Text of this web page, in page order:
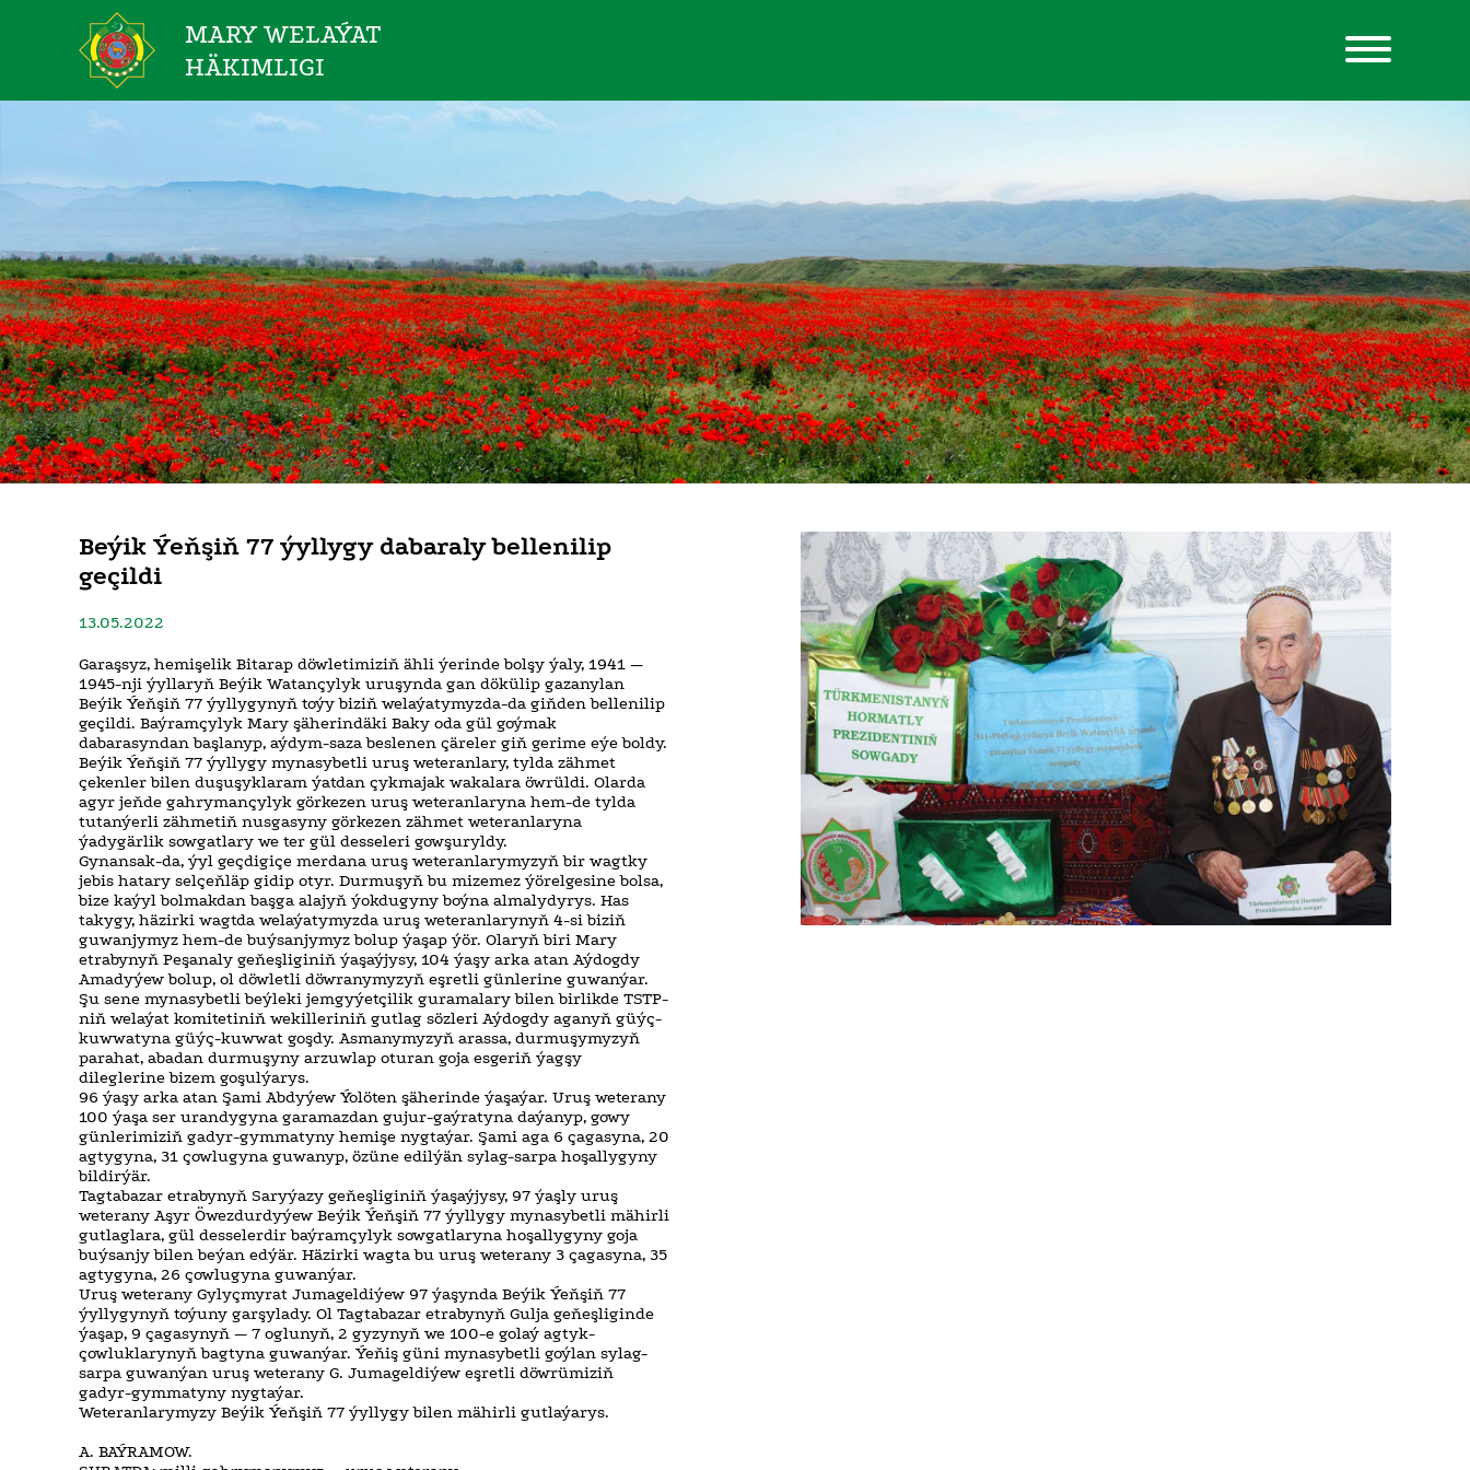
MARY WELAÝAT
HÄKIMLIGI
Beýik Ýeňşiň 77 ýyllygy dabaraly bellenilip
geçildi
13.05.2022
Garaşsyz, hemişelik Bitarap döwletimiziň ähli ýerinde bolşy ýaly, 1941 —
1945-nji ýyllaryň Beýik Watançylyk uruşynda gan dökülip gazanylan
Beýik Ýeňşiň 77 ýyllygynyň toýy biziň welaýatymyzda-da giňden bellenilip
geçildi. Baýramçylyk Mary şäherindäki Baky oda gül goýmak
dabarasyndan başlanyp, aýdym-saza beslenen çäreler giň gerime eýe boldy.
Beýik Ýeňşiň 77 ýyllygy mynasybetli uruş weteranlary, tylda zähmet
çekenler bilen duşuşyklaram ýatdan çykmajak wakalara öwrüldi. Olarda
agyr jeňde gahrymançylyk görkezen uruş weteranlaryna hem-de tylda
tutanýerli zähmetiň nusgasyny görkezen zähmet weteranlaryna
ýadygärlik sowgatlary we ter gül desseleri gowşuryldy.
Gynansak-da, ýyl geçdigiçe merdana uruş weteranlarymyzyň bir wagtky
jebis hatary selçeňläp gidip otyr. Durmuşyň bu mizemez ýörelgesine bolsa,
bize kaýyl bolmakdan başga alajyň ýokdugyny boýna almalydyrys. Has
takygy, häzirki wagtda welaýatymyzda uruş weteranlarynyň 4-si biziň
guwanjymyz hem-de buýsanjymyz bolup ýaşap ýör. Olaryň biri Mary
etrabynyň Peşanaly geňeşliginiň ýaşaýjysy, 104 ýaşy arka atan Aýdogdy
Amadyýew bolup, ol döwletli döwranymyzyň eşretli günlerine guwanýar.
Şu sene mynasybetli beýleki jemgyýetçilik guramalary bilen birlikde TSTP-
niň welaýat komitetiniň wekilleriniň gutlag sözleri Aýdogdy aganyň güýç-
kuwwatyna güýç-kuwwat goşdy. Asmanymyzyň arassa, durmuşymyzyň
parahat, abadan durmuşyny arzuwlap oturan goja esgeriň ýagşy
dileglerine bizem goşulýarys.
96 ýaşy arka atan Şami Abdyýew Ýolöten şäherinde ýaşaýar. Uruş weterany
100 ýaşa ser urandygyna garamazdan gujur-gaýratyna daýanyp, gowy
günlerimiziň gadyr-gymmatyny hemişe nygtaýar. Şami aga 6 çagasyna, 20
agtygyna, 31 çowlugyna guwanyp, özüne edilýän sylag-sarpa hoşallygyny
bildirýär.
Tagtabazar etrabynyň Saryýazy geňeşliginiň ýaşaýjysy, 97 ýaşly uruş
weterany Aşyr Öwezdurdyýew Beýik Ýeňşiň 77 ýyllygy mynasybetli mähirli
gutlaglara, gül desselerdir baýramçylyk sowgatlaryna hoşallygyny goja
buýsanjy bilen beýan edýär. Häzirki wagta bu uruş weterany 3 çagasyna, 35
agtygyna, 26 çowlugyna guwanýar.
Uruş weterany Gylyçmyrat Jumageldiýew 97 ýaşynda Beýik Ýeňşiň 77
ýyllygynyň toýuny garşylady. Ol Tagtabazar etrabynyň Gulja geňeşliginde
ýaşap, 9 çagasynyň — 7 oglunyň, 2 gyzynyň we 100-e golaý agtyk-
çowluklarynyň bagtyna guwanýar. Ýeňiş güni mynasybetli goýlan sylag-
sarpa guwanýan uruş weterany G. Jumageldiýew eşretli döwrümiziň
gadyr-gymmatyny nygtaýar.
Weteranlarymyzy Beýik Ýeňşiň 77 ýyllygy bilen mähirli gutlaýarys.
A. BAÝRAMOW.